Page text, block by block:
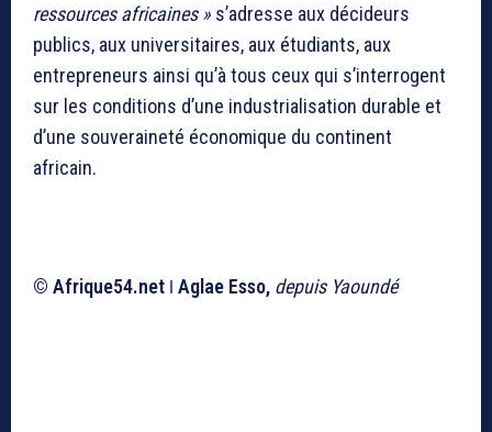
ressources africaines » s’adresse aux décideurs
publics, aux universitaires, aux étudiants, aux
entrepreneurs ainsi qu’à tous ceux qui s’interrogent
sur les conditions d’une industrialisation durable et
d’une souveraineté économique du continent
africain.
© Afrique54.net ǀ Aglae Esso, depuis Yaoundé